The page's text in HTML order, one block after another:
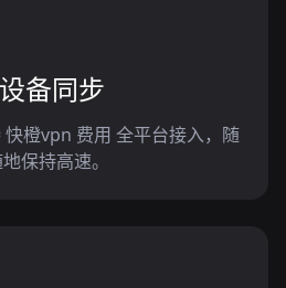
备同步
橙vpn 费用 全平台接入，随
保持高速。